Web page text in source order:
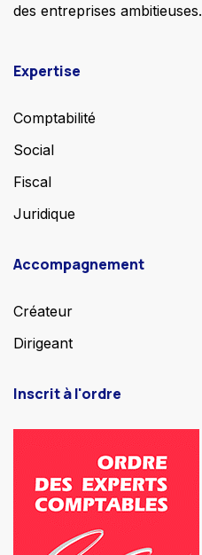
des entreprises ambitieuses.
Expertise
Comptabilité
Social
Fiscal
Juridique
Accompagnement
Créateur
Dirigeant
Inscrit à l'ordre